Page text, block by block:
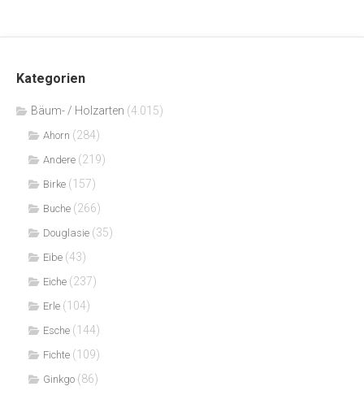
Kategorien
Bäum- / Holzarten (4.015)
Ahorn (284)
Andere (219)
Birke (157)
Buche (266)
Douglasie (35)
Eibe (43)
Eiche (237)
Erle (104)
Esche (144)
Fichte (109)
Ginkgo (86)